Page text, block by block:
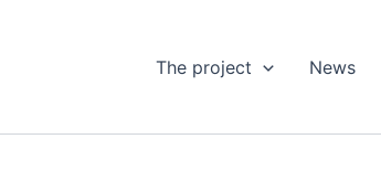
The project News